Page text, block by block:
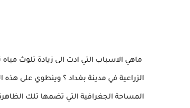
ماهي الاسباب التي ادت الى زيادة تلوث
الزراعية في مدينة بغداد ؟ وينطوي على هذه
المساحة الجغرافية التي تضمها تلك